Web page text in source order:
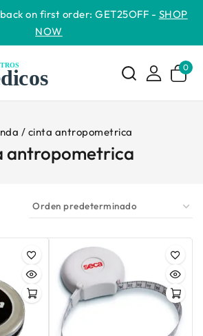
on first order: GET25OFF - SHOP
NOW
0
/ cinta antropometrica
antropometrica